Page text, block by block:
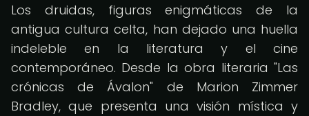
Los druidas, figuras enigmáticas de la
antigua cultura celta, han dejado una huella
indeleble en la literatura y el cine
contemporáneo. Desde la obra literaria "Las
crónicas de Ávalon" de Marion Zimmer
Bradley, que presenta una visión mística y